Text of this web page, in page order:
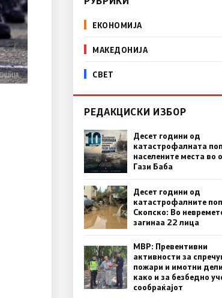
ЕКОНОМИЈА
МАКЕДОНИЈА
СВЕТ
РЕДАКЦИСКИ ИЗБОР
Десет години од
катастрофалната
населените места во
Гази Баба
Десет години од
катастрофалните
Скопско: Во
загинаа 22 лица
МВР: Превентивни
активности за
пожари и имотни
како и за безбедно
сообраќајот